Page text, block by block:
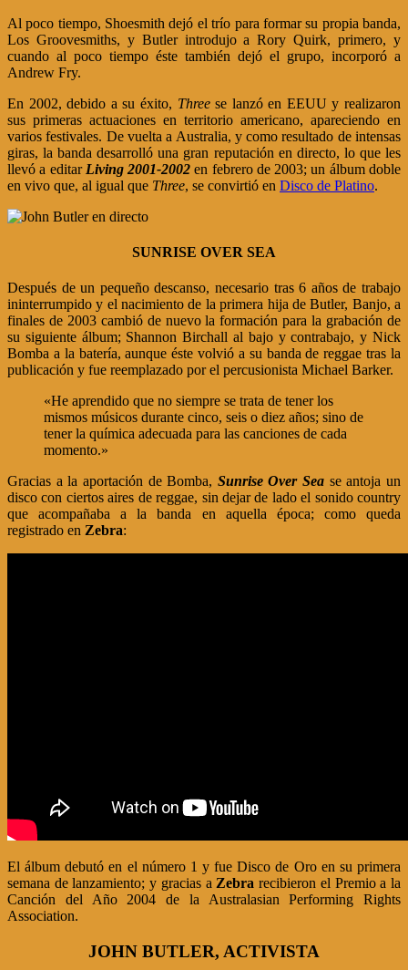
Al poco tiempo, Shoesmith dejó el trío para formar su propia banda,
Los Groovesmiths, y Butler introdujo a Rory Quirk, primero, y
cuando al poco tiempo éste también dejó el grupo, incorporó a
Andrew Fry.
En 2002, debido a su éxito, Threese lanzó en EEUU y realizaron
sus primeras actuaciones en territorio americano, apareciendo en
varios festivales. De vuelta a Australia, y como resultado de intensas
giras, la banda desarrolló una gran reputación en directo, lo que les
llevó a editar Living 2001-2002 en febrero de 2003; un álbum doble
en vivo que, al igual que Three, se convirtió en Disco de Platino.
SUNRISE OVER SEA
Después de un pequeño descanso, necesario tras 6 años de trabajo
ininterrumpido y el nacimiento de la primera hija de Butler, Banjo, a
finales de 2003 cambió de nuevo la formación para la grabación de
su siguiente álbum; Shannon Birchall al bajo y contrabajo, y Nick
Bomba a la batería, aunque éste volvió a su banda de reggae tras la
publicación y fue reemplazado por el percusionista Michael Barker.
«He aprendido que no siempre se trata de tener los
mismos músicos durante cinco, seis o diez años; sino de
tener la química adecuada para las canciones de cada
momento.»
Gracias a la aportación de Bomba, Sunrise Over Sea se antoja un
disco con ciertos aires de reggae, sin dejar de lado el sonido country
que acompañaba a la banda en aquella época; como queda
registrado en Zebra:
El álbum debutó en el número 1 y fue Disco de Oro en su primera
semana de lanzamiento; y gracias aZebra recibieron el Premio a la
Canción del Año 2004 de la Australasian Performing Rights
Association.
JOHN BUTLER, ACTIVISTA